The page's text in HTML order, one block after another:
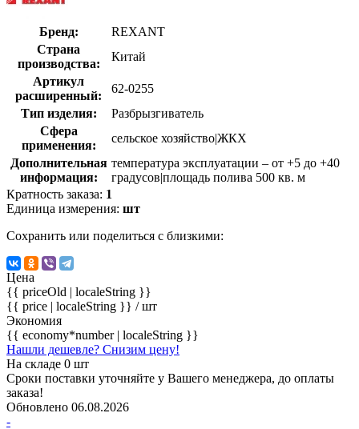
Бренд:
REXANT
Страна
производства:
Китай
Артикул
расширенный:
62-0255
Тип изделия:
Разбрызгиватель
Сфера
применения:
сельское хозяйство|ЖКХ
Дополнительная
информация:
температура эксплуатации – от +5 до +40
градусов|площадь полива 500 кв. м
Кратность заказа: 1
Единица измерения: шт
Сохранить или поделиться с близкими:
Цена
{{ priceOld | localeString }}
{{ price | localeString }} / шт
Экономия
{{ economy*number | localeString }}
Нашли дешевле? Снизим цену!
На складе 0 шт
Сроки поставки уточняйте у Вашего менеджера, до оплаты
заказа!
Обновлено 06.08.2026
-